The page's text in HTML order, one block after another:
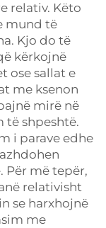
relativ. Këto
mund të
Kjo do të
kërkojnë
ose sallat e
me ksenon
mirë në
të shpeshtë.
i parave edhe
Për më tepër,
relativisht
se harxhojnë
me